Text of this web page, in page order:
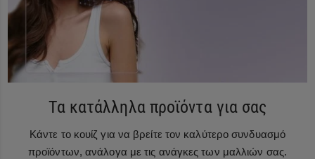
Τα κατάλληλα προϊόντα για σας
Κάντε το κουίζ για να βρείτε τον καλύτερο συνδυασμό
προϊόντων, ανάλογα με τις ανάγκες των μαλλιών σας.